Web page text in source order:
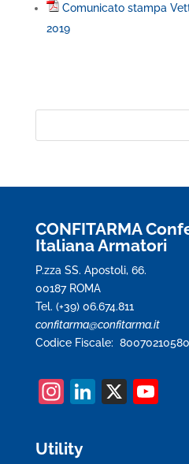
Comunicato stampa
2019
CONFITARMA
Italiana Armatori
P.zza SS. Apostoli, 66.
00187 ROMA
Tel. (+39) 06.674.811
confitarma@confitarma.it
Codice Fiscale: 80070210580
In
a
Li X Y
Utility